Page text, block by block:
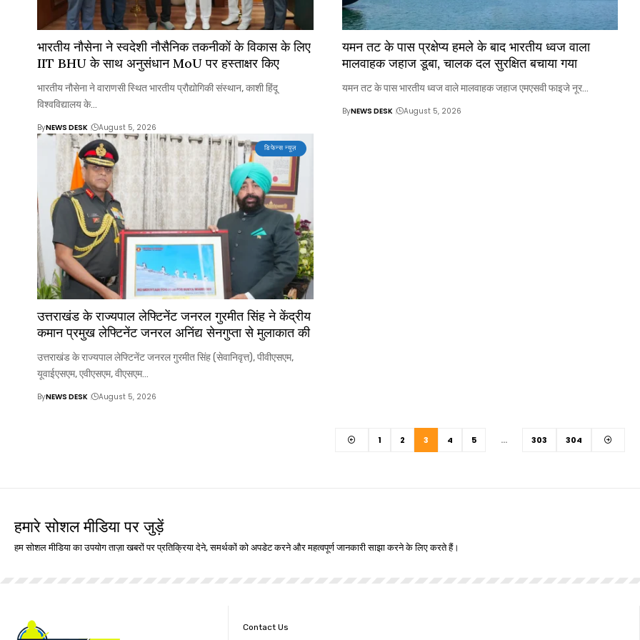
भारतीय नौसेना ने स्वदेशी नौसैनिक तकनीकों के विकास के लिए
IIT BHU के साथ अनुसंधान MoU पर हस्ताक्षर किए
भारतीय नौसेना ने वाराणसी स्थित भारतीय प्रौद्योगिकी संस्थान, काशी हिंदू
विश्वविद्यालय के…
ByNEWS DESK August 5, 2026
यमन तट के पास प्रक्षेप्य हमले के बाद भारतीय ध्वज वाला
मालवाहक जहाज डूबा, चालक दल सुरक्षित बचाया गया
यमन तट के पास भारतीय ध्वज वाले मालवाहक जहाज एमएसवी फाइजे नूर…
ByNEWS DESK August 5, 2026
डिफेन्स न्यूज़
उत्तराखंड के राज्यपाल लेफ्टिनेंट जनरल गुरमीत सिंह ने केंद्रीय
कमान प्रमुख लेफ्टिनेंट जनरल अनिंद्य सेनगुप्ता से मुलाकात की
उत्तराखंड के राज्यपाल लेफ्टिनेंट जनरल गुरमीत सिंह (सेवानिवृत्त), पीवीएसएम,
यूवाईएसएम, एवीएसएम, वीएसएम…
ByNEWS DESK August 5, 2026
1 2 3 4 5 … 303 304
हमारे सोशल मीडिया पर जुड़ें
हम सोशल मीडिया का उपयोग ताज़ा खबरों पर प्रतिक्रिया देने, समर्थकों को अपडेट करने और महत्वपूर्ण जानकारी साझा करने के लिए करते हैं।
Contact Us